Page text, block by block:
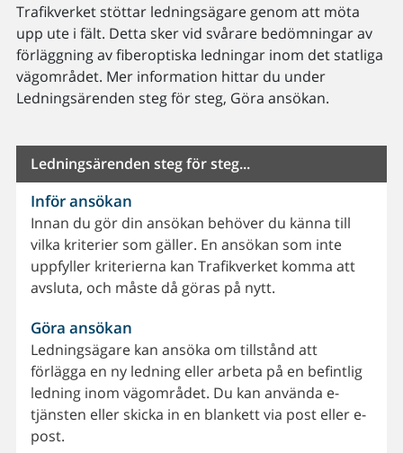
Trafikverket stöttar ledningsägare genom att möta
upp ute i fält. Detta sker vid svårare bedömningar av
förläggning av fiberoptiska ledningar inom det statliga
vägområdet. Mer information hittar du under
Ledningsärenden steg för steg, Göra ansökan.
Ledningsärenden steg för steg...
Inför ansökan
Innan du gör din ansökan behöver du känna till
vilka kriterier som gäller. En ansökan som inte
uppfyller kriterierna kan Trafikverket komma att
avsluta, och måste då göras på nytt.
Göra ansökan
Ledningsägare kan ansöka om tillstånd att
förlägga en ny ledning eller arbeta på en befintlig
ledning inom vägområdet. Du kan använda e-
tjänsten eller skicka in en blankett via post eller e-
post.